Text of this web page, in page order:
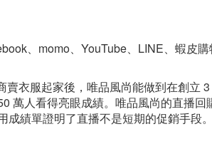
、momo、YouTube、LINE、蝦皮
衣服起家後，唯品風尚能做到在創立
萬人看得亮眼成績。唯品風尚的直播回
成績單證明了直播不是短期的促銷手段